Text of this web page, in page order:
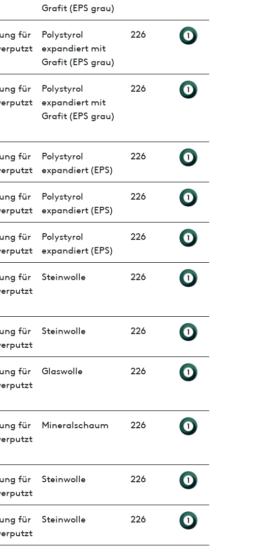
Grafit (EPS grau)
für
Polystyrol
expandiert mit
Grafit (EPS grau)
226
für
Polystyrol
expandiert mit
Grafit (EPS grau)
226
für
Polystyrol
expandiert (EPS)
226
für
Polystyrol
expandiert (EPS)
226
für
Polystyrol
expandiert (EPS)
226
für
Steinwolle 226
für
Steinwolle 226
für
Glaswolle 226
für
Mineralschaum 226
für
Steinwolle 226
für
Steinwolle 226